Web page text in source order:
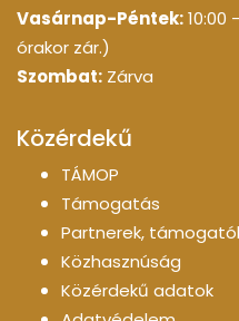
Vasárnap-Péntek:10:00
órakor zár.)
Szombat: Zárva
Közérdekű
TÁMOP
Támogatás
Partnerek,
Közhasznúság
Közérdekű adatok